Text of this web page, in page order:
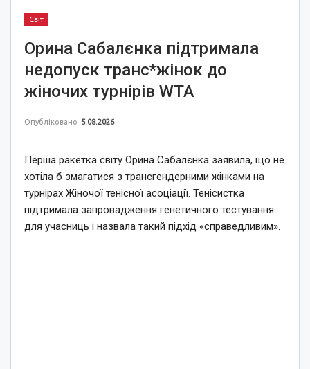
Світ
Орина Сабалєнка підтримала
недопуск транс*жінок до
жіночих турнірів WTA
Опубліковано 5.08.2026
Перша ракетка світу Орина Сабалєнка заявила, що не
хотіла б змагатися з трансгендерними жінками на
турнірах Жіночої тенісної асоціації. Тенісистка
підтримала запровадження генетичного тестування
для учасниць і назвала такий підхід «справедливим».